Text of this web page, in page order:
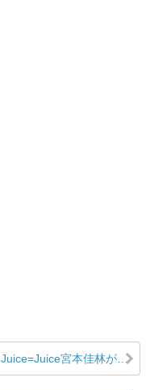
Juice=Juice宮本佳林が二の腕をチューブトレーニングで鍛えている